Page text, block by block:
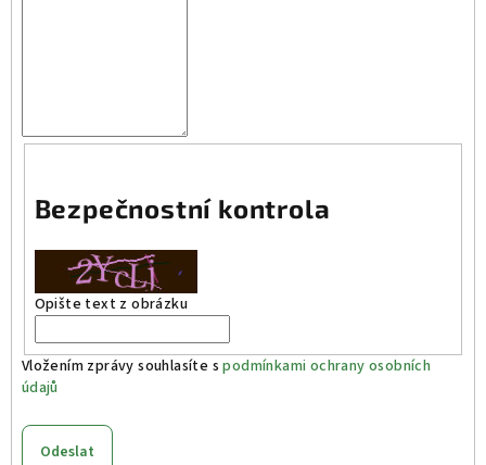
Bezpečnostní kontrola
Opište text z obrázku
Vložením zprávy souhlasíte spodmínkami ochrany osobních
údajů
Odeslat